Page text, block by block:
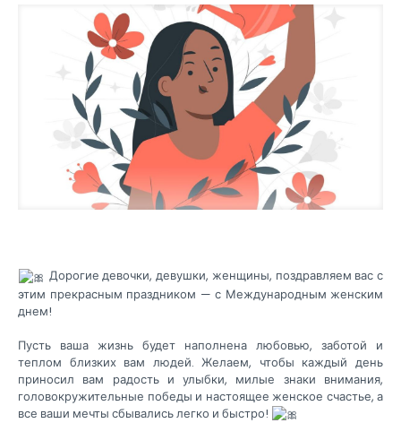
Дорогие девочки, девушки, женщины, поздравляем вас с
этим прекрасным праздником — с Международным женским
днем!
Пусть ваша жизнь будет наполнена любовью, заботой и
теплом близких вам людей. Желаем, чтобы каждый день
приносил вам радость и улыбки, милые знаки внимания,
головокружительные победы и настоящее женское счастье, а
все ваши мечты сбывались легко и быстро!